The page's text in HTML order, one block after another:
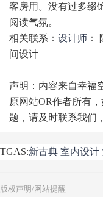
客房用。没有过多缀
阅读气氛。
相关联系： 设计师
间设计
声明：内容来自幸福
原网站OR作者所有
题，请及时联系我们
TGAS:新古典 室内设计
版权声明/网站提醒